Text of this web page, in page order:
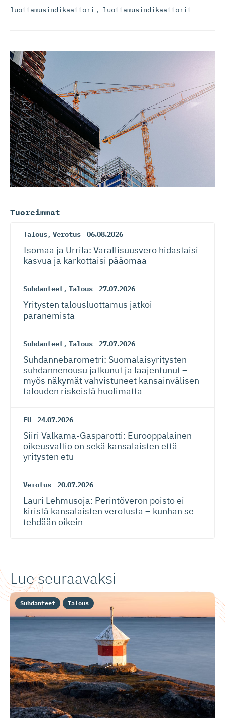
luottamusindikaattori , luottamusindikaattorit
Tuoreimmat
Talous, Verotus 06.08.2026
Isomaa ja Urrila: Varallisuusvero hidastaisi
kasvua ja karkottaisi pääomaa
Suhdanteet, Talous 27.07.2026
Yritysten talousluottamus jatkoi
paranemista
Suhdanteet, Talous 27.07.2026
Suhdanneba­ro­metri: Suomalaisy­ri­tysten
suhdannenousu jatkunut ja laajentunut –
myös näkymät vahvistuneet kansainvälisen
talouden riskeistä huolimatta
EU 24.07.2026
Siiri Valkama-Gas­pa­rotti: Eurooppalainen
oikeusvaltio on sekä kansalaisten että
yritysten etu
Verotus 20.07.2026
Lauri Lehmusoja: Perintöveron poisto ei
kiristä kansalaisten verotusta – kunhan se
tehdään oikein
Lue seuraavaksi
Suhdanteet Talous